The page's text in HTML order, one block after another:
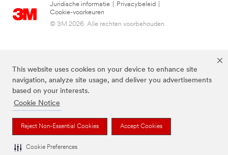
This website uses cookies on your device to enhance site
navigation, analyze site usage, and deliver you advertisements
based on your interests.
Cookie Notice
Reject Non-Essential Cookies Accept Cookies
Cookie Preferences
Juridische informatie Privacybeleid
Cookie-voorkeuren
© 3M 2026. Alle rechten voorbehouden.
FUTURO is een handelsmerk van 3M.